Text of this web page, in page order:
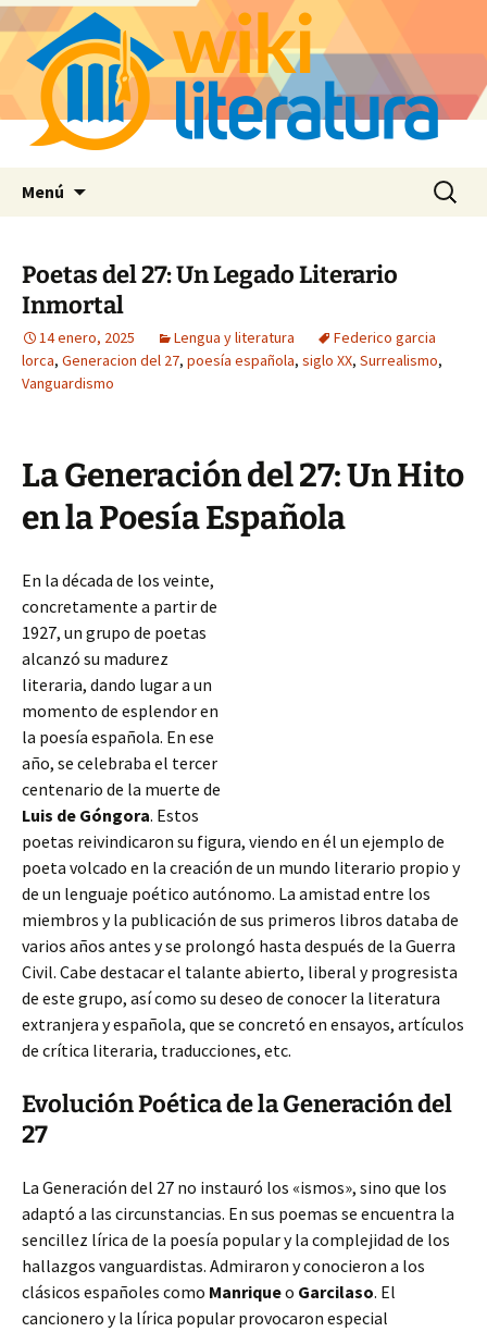
Menú Buscar:
Poetas del 27: Un Legado Literario
Inmortal
14 enero, 2025 Lengua y literatura
Federico garcia
lorca, Generacion del 27, poesía española, siglo XX, Surrealismo,
Vanguardismo
La Generación del 27: Un Hito
en la Poesía Española
En la década de los veinte,
concretamente a partir de
1927, un grupo de poetas
alcanzó su madurez
literaria, dando lugar a un
momento de esplendor en
la poesía española. En ese
año, se celebraba el tercer
centenario de la muerte de
Luis de Góngora. Estos
poetas reivindicaron su figura, viendo en él un ejemplo de
poeta volcado en la creación de un mundo literario propio y
de un lenguaje poético autónomo. La amistad entre los
miembros y la publicación de sus primeros libros databa de
varios años antes y se prolongó hasta después de la Guerra
Civil. Cabe destacar el talante abierto, liberal y progresista
de este grupo, así como su deseo de conocer la literatura
extranjera y española, que se concretó en ensayos, artículos
de crítica literaria, traducciones, etc.
Evolución Poética de la Generación del
27
La Generación del 27 no instauró los «ismos», sino que los
adaptó a las circunstancias. En sus poemas se encuentra la
sencillez lírica de la poesía popular y la complejidad de los
hallazgos vanguardistas. Admiraron y conocieron a los
clásicos españoles como Manriqueo Garcilaso. El
cancionero y la lírica popular provocaron especial